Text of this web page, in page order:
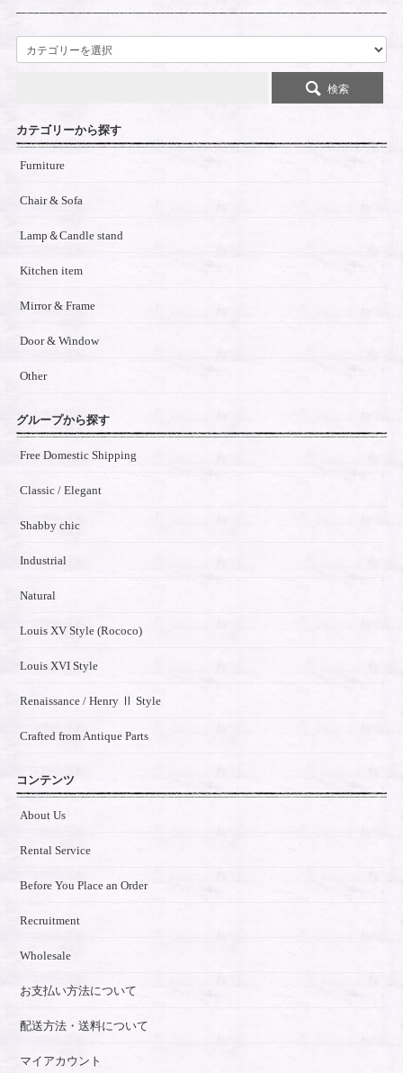
検索
カテゴリーから探す
Furniture
Chair & Sofa
Lamp＆Candle stand
Kitchen item
Mirror & Frame
Door & Window
Other
グループから探す
Free Domestic Shipping
Classic / Elegant
Shabby chic
Industrial
Natural
Louis XV Style (Rococo)
Louis XVI Style
Renaissance / Henry Ⅱ Style
Crafted from Antique Parts
コンテンツ
About Us
Rental Service
Before You Place an Order
Recruitment
Wholesale
お支払い方法について
配送方法・送料について
マイアカウント